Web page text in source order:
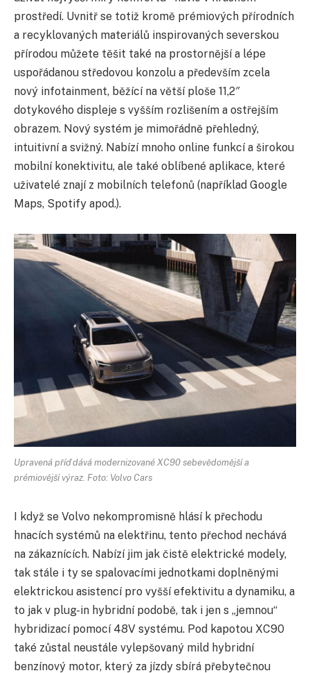
prostředí. Uvnitř se totiž kromě prémiových přírodních
a recyklovaných materiálů inspirovaných severskou
přírodou můžete těšit také na prostornější a lépe
uspořádanou středovou konzolu a především zcela
nový infotainment, běžící na větší ploše 11,2″
dotykového displeje s vyšším rozlišením a ostřejším
obrazem. Nový systém je mimořádně přehledný,
intuitivní a svižný. Nabízí mnoho online funkcí a širokou
mobilní konektivitu, ale také oblíbené aplikace, které
uživatelé znají z mobilních telefonů (například Google
Maps, Spotify apod.).
Upravená příď dává modernizované XC90 sebevědomější a
prémiovější výraz. Foto: Volvo Cars
I když se Volvo nekompromisně hlásí k přechodu
hnacích systémů na elektřinu, tento přechod nechává
na zákaznících. Nabízí jim jak čistě elektrické modely,
tak stále i ty se spalovacími jednotkami doplněnými
elektrickou asistencí pro vyšší efektivitu a dynamiku, a
to jak v plug-in hybridní podobě, tak i jen s „jemnou“
hybridizací pomocí 48V systému. Pod kapotou XC90
také zůstal neustále vylepšovaný mild hybridní
benzínový motor, který za jízdy sbírá přebytečnou